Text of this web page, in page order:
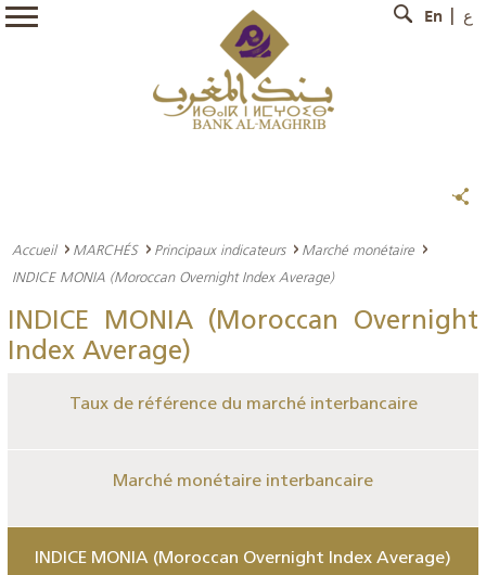
En ع
Accueil MARCHÉS Principaux indicateurs
Marché monétaire
INDICE MONIA (Moroccan Overnight Index Average)
INDICE MONIA (Moroccan Overnight
Index Average)
Taux de référence du marché interbancaire
Marché monétaire interbancaire
INDICE MONIA (Moroccan Overnight Index Average)